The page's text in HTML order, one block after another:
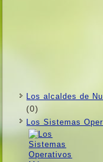
Los alcaldes de
(0)
Los Sistemas